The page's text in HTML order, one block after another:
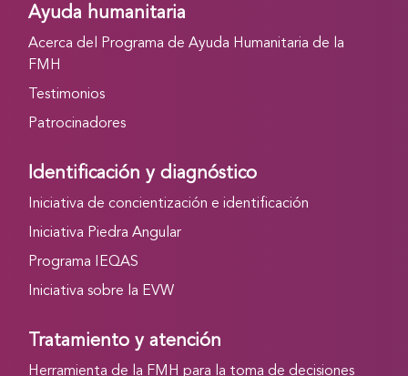
Ayuda humanitaria
Acerca del Programa de Ayuda Humanitaria de la
FMH
Testimonios
Patrocinadores
Identificación y diagnóstico
Iniciativa de concientización e identificación
Iniciativa Piedra Angular
Programa IEQAS
Iniciativa sobre la EVW
Tratamiento y atención
Herramienta de la FMH para la toma de decisiones